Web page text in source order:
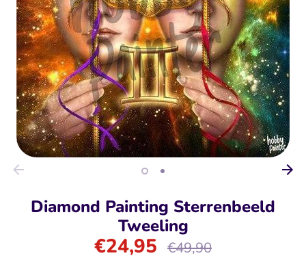
Diamond Painting Sterrenbeeld
Tweeling
€24,95
Normale
€49,90